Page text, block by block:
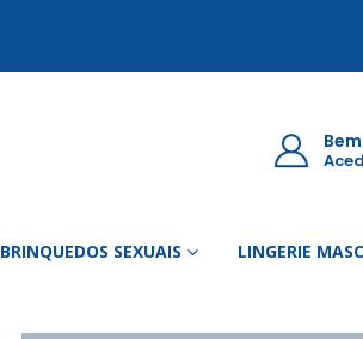
BRINQUEDOS SEXUAIS LINGERIE